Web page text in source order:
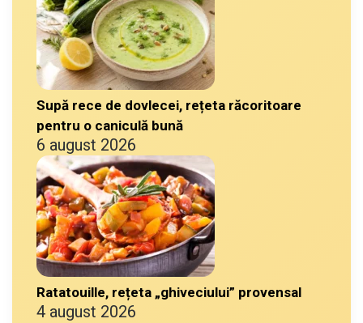
Supă rece de dovlecei, rețeta răcoritoare
pentru o caniculă bună
6 august 2026
Ratatouille, rețeta „ghiveciului” provensal
4 august 2026